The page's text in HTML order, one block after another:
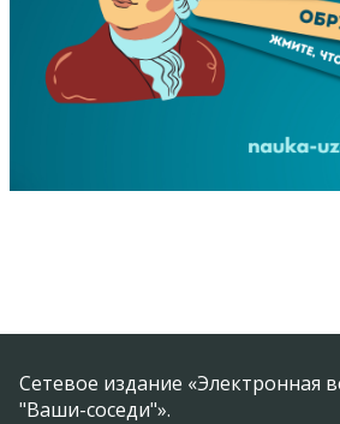
Сетевое издание «Электронная
"Ваши-соседи"».